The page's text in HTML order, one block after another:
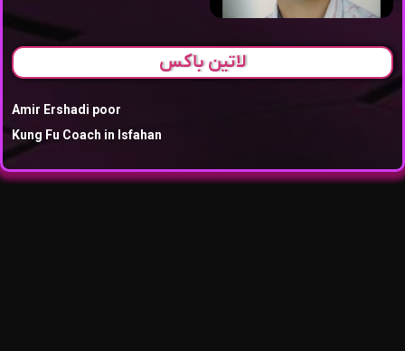
لاتین باکس
Amir Ershadi poor
Kung Fu Coach in Isfahan